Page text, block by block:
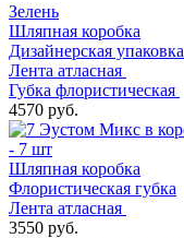
Зелень
Шляпная коробка
Дизайнерская упаковка
Лента атласная
Губка флористическая
4570 руб.
- 7 шт
Шляпная коробка
Флористическая губка
Лента атласная
3550 руб.